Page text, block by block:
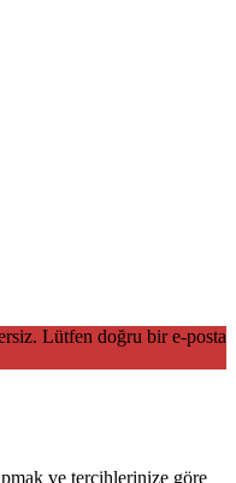
Lütfen doğru bir e-posta
ve tercihlerinize göre